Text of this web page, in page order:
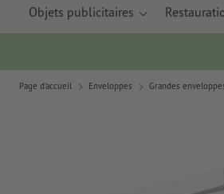
Objets publicitaires
Page d'accueil Enveloppes Grandes